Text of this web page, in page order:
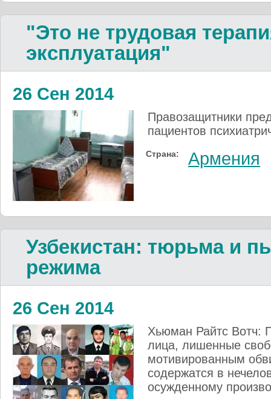
"Это не трудовая
эксплуатация"
26 Сен 2014
Правозащитники
пациентов
Страна: Армения
Узбекистан: тюрьма и
режима
26 Сен 2014
Хьюман Райтс Вотч:
лица, лишенные
мотивированным
содержатся в
осужденному